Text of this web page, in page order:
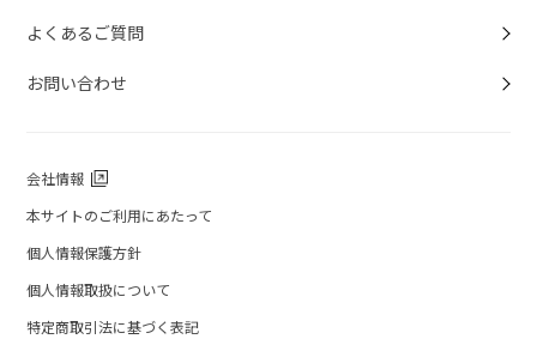
よくあるご質問
お問い合わせ
会社情報
本サイトのご利用にあたって
個人情報保護方針
個人情報取扱について
特定商取引法に基づく表記